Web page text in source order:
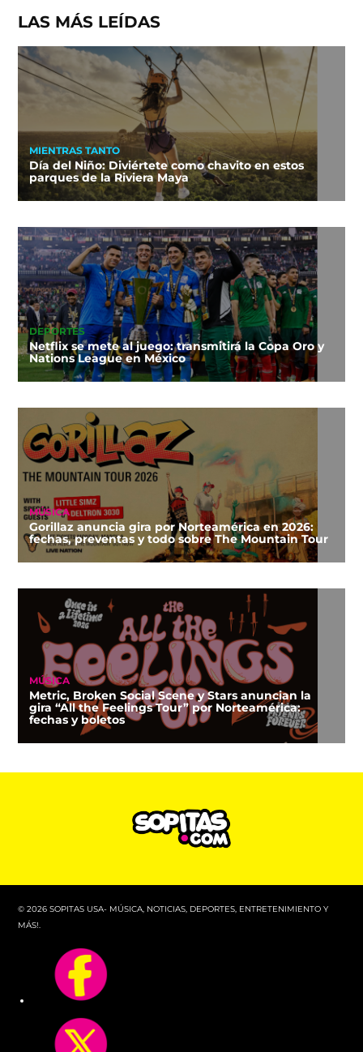
LAS MÁS LEÍDAS
MIENTRAS TANTO
Día del Niño: Diviértete como chavito en estos
parques de la Riviera Maya
DEPORTES
Netflix se mete al juego: transmitirá la Copa Oro y
Nations League en México
MÚSICA
Gorillaz anuncia gira por Norteamérica en 2026:
fechas, preventas y todo sobre The Mountain Tour
MÚSICA
Metric, Broken Social Scene y Stars anuncian la
gira “All the Feelings Tour” por Norteamérica:
fechas y boletos
© 2026 SOPITAS USA- MÚSICA, NOTICIAS, DEPORTES, ENTRETENIMIENTO Y
MÁS!.